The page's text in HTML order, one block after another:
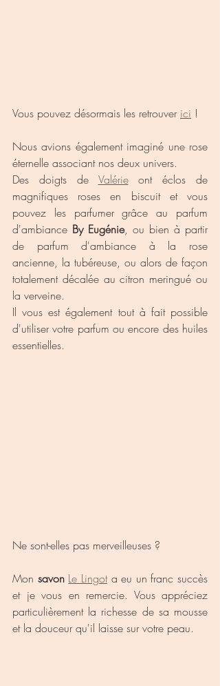
Vous pouvez désormais les retrouver ici !
Nous avions également imaginé une rose
éternelle associant nos deux univers.
Des doigts de Valérie ont éclos de
magnifiques roses en biscuit et vous
pouvez les parfumer grâce au parfum
d'ambiance By Eugénie, ou bien à partir
de parfum d'ambiance à la rose
ancienne, la tubéreuse, ou alors de façon
totalement décalée au citron meringué ou
la verveine.
Il vous est également tout à fait possible
d'utiliser votre parfum ou encore des huiles
essentielles.
Ne sont-elles pas merveilleuses ?
Mon savon Le Lingot a eu un franc succès
et je vous en remercie. Vous appréciez
particulièrement la richesse de sa mousse
et la douceur qu'il laisse sur votre peau.